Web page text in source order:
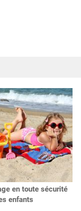
en toute sécurité
enfants